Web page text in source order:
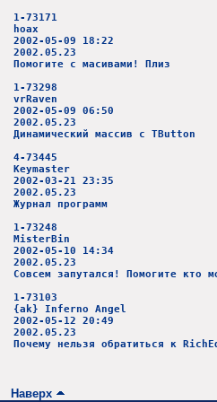
1-73171
hoax
2002-05-09 18:22
2002.05.23
Помогите с масивами! Плиз
1-73298
vrRaven
2002-05-09 06:50
2002.05.23
Динамический массив с TButton
4-73445
Keymaster
2002-03-21 23:35
2002.05.23
Журнал программ
1-73248
MisterBin
2002-05-10 14:34
2002.05.23
Совсем запутался! Помогите кто
1-73103
{ak} Inferno Angel
2002-05-12 20:49
2002.05.23
Почему нельзя обратиться к
Наверх